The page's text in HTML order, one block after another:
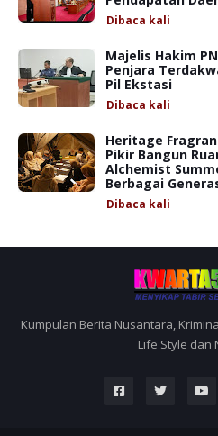
Dibaca kali
Majelis Hakim
Penjara
Pil Ekstasi
Dibaca kali
Heritage
Pikir Bangun
Alchemist
Berbagai
Dibaca kali
Kumpulan Berita Nusantara,
Life Style dan